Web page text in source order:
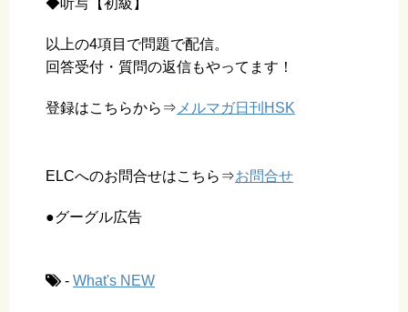
◆听写【初級】
以上の4項目で問題で配信。
回答受付・質問の返信もやってます！
登録はこちらから⇒ メルマガ日刊HSK
ELCへのお問合せはこちら⇒お問合せ
●グーグル広告
- What's NEW